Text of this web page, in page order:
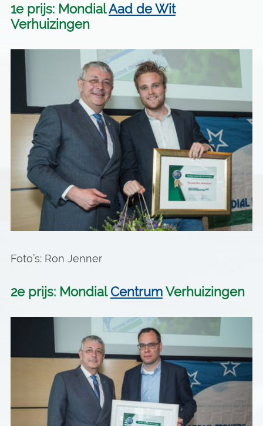
1e prijs: MondialAad de Wit
Verhuizingen
Foto’s: Ron Jenner
2e prijs: MondialCentrumVerhuizingen